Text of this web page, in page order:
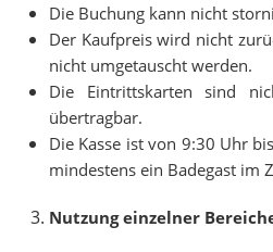
Die Buchung kann nicht
Der Kaufpreis wird nicht
nicht umgetauscht werden.
Die Eintrittskarten sind
übertragbar.
Die Kasse ist von 9:30 Uhr
mindestens ein Badegast im
Nutzung einzelner